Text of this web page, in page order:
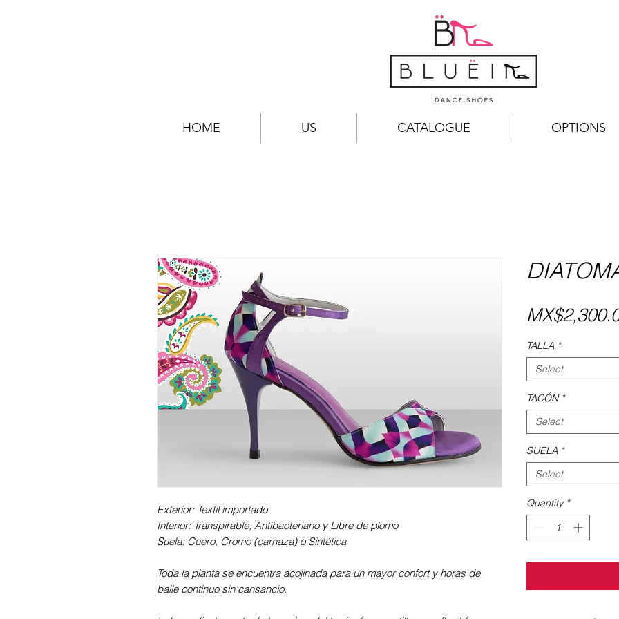
HOME US CATALOGUE OPTIONS
Exterior: Textil importado
Interior: Transpirable, Antibacteriano y Libre de plomo
Suela: Cuero, Cromo (carnaza) o Sintética
Toda la planta se encuentra acojinada para un mayor confort y horas de
baile continuo sin cansancio.
TALLA *
Select
TACÓN *
Select
SUELA *
Select
Quantity *